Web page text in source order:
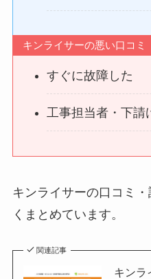
キンライサーの悪い口コミ
すぐに故障した
工事担当者・下請
キンライサーの口コミ
くまとめています。
関連記事
キンラ